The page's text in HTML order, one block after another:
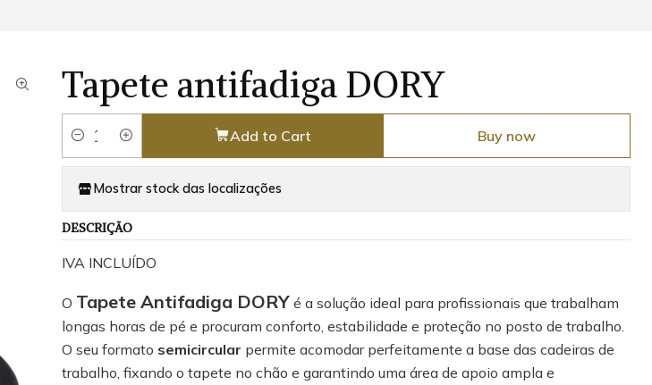
Tapete antifadiga DORY
Quantity
Add to Cart Buy now
Mostrar stock das localizações
DESCRIÇÃO
IVA INCLUÍDO
O Tapete Antifadiga DORY é a solução ideal para profissionais que trabalham
longas horas de pé e procuram conforto, estabilidade e proteção no posto de trabalho.
O seu formato semicircular permite acomodar perfeitamente a base das cadeiras de
trabalho, fixando o tapete no chão e garantindo uma área de apoio ampla e